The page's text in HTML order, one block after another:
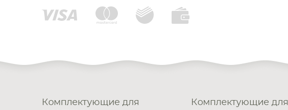
Комплектующие для
Комплектующие для